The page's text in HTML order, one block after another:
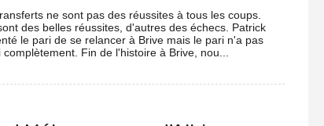
ne sont pas des réussites à tous les coups.
des belles réussites, d'autres des échecs. Patrick
le pari de se relancer à Brive mais le pari n'a pas
complètement. Fin de l'histoire à Brive, nou...